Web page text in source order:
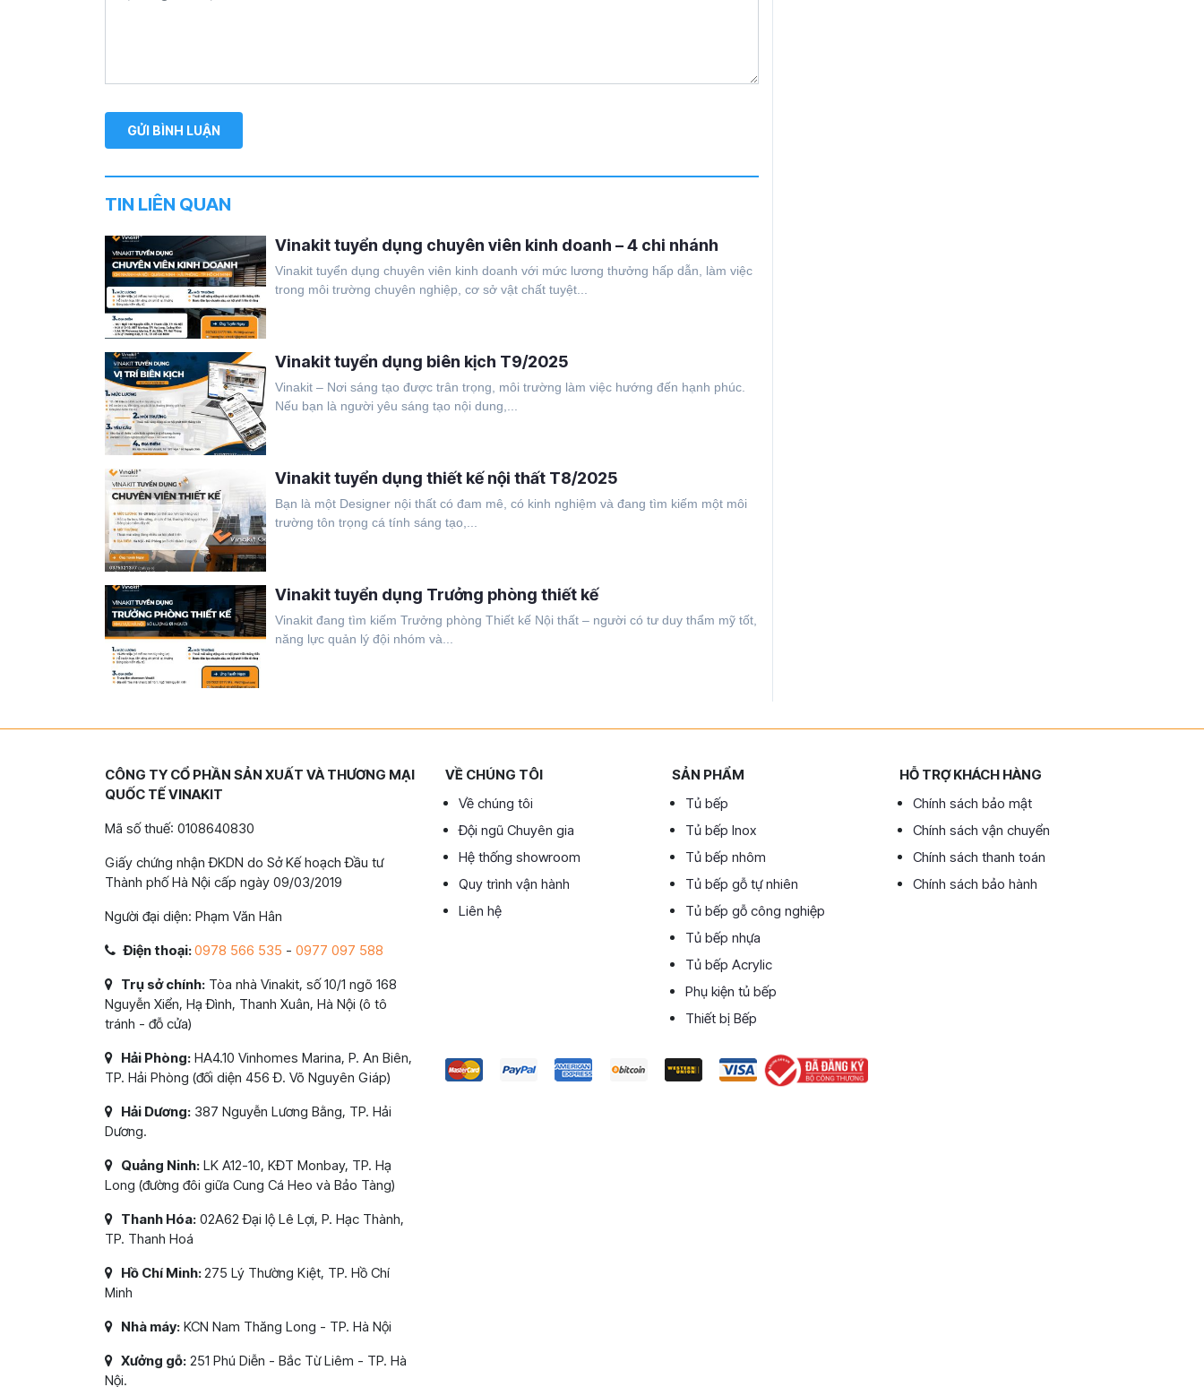
TIN LIÊN QUAN
Vinakit tuyển dụng chuyên viên kinh doanh – 4 chi nhánh
Vinakit tuyển dụng chuyên viên kinh doanh với mức lương thưởng hấp dẫn, làm việc
trong môi trường chuyên nghiệp, cơ sở vật chất tuyệt...
Vinakit tuyển dụng biên kịch T9/2025
Vinakit – Nơi sáng tạo được trân trọng, môi trường làm việc hướng đến hạnh phúc.
Nếu bạn là người yêu sáng tạo nội dung,...
Vinakit tuyển dụng thiết kế nội thất T8/2025
Bạn là một Designer nội thất có đam mê, có kinh nghiệm và đang tìm kiếm một môi
trường tôn trọng cá tính sáng tạo,...
Vinakit tuyển dụng Trưởng phòng thiết kế
Vinakit đang tìm kiếm Trưởng phòng Thiết kế Nội thất – người có tư duy thẩm mỹ tốt,
năng lực quản lý đội nhóm và...
CÔNG TY CỔ PHẦN SẢN XUẤT VÀ THƯƠNG MẠI
QUỐC TẾ VINAKIT
Mã số thuế: 0108640830
Giấy chứng nhận ĐKDN do Sở Kế hoạch Đầu tư
Thành phố Hà Nội cấp ngày 09/03/2019
Người đại diện: Phạm Văn Hân
Điện thoại:0978 566 535 - 0977 097 588
Trụ sở chính: Tòa nhà Vinakit, số 10/1 ngõ 168
Nguyễn Xiển, Hạ Đình, Thanh Xuân, Hà Nội (ô tô
tránh - đỗ cửa)
Hải Phòng: HA4.10 Vinhomes Marina, P. An Biên,
TP. Hải Phòng (đối diện 456 Đ. Võ Nguyên Giáp)
Hải Dương: 387 Nguyễn Lương Bằng, TP. Hải
Dương.
Quảng Ninh: LK A12-10, KĐT Monbay, TP. Hạ
Long (đường đôi giữa Cung Cá Heo và Bảo Tàng)
Thanh Hóa: 02A62 Đại lộ Lê Lợi, P. Hạc Thành,
TP. Thanh Hoá
Hồ Chí Minh:275 Lý Thường Kiệt, TP. Hồ Chí
Minh
Nhà máy: KCN Nam Thăng Long - TP. Hà Nội
Xưởng gỗ: 251 Phú Diễn - Bắc Từ Liêm - TP. Hà
Nội.
VỀ CHÚNG TÔI
Về chúng tôi
Đội ngũ Chuyên gia
Hệ thống showroom
Quy trình vận hành
Liên hệ
SẢN PHẨM
Tủ bếp
Tủ bếp Inox
Tủ bếp nhôm
Tủ bếp gỗ tự nhiên
Tủ bếp gỗ công nghiệp
Tủ bếp nhựa
Tủ bếp Acrylic
Phụ kiện tủ bếp
Thiết bị Bếp
HỖ TRỢ KHÁCH HÀNG
Chính sách bảo mật
Chính sách vận chuyển
Chính sách thanh toán
Chính sách bảo hành